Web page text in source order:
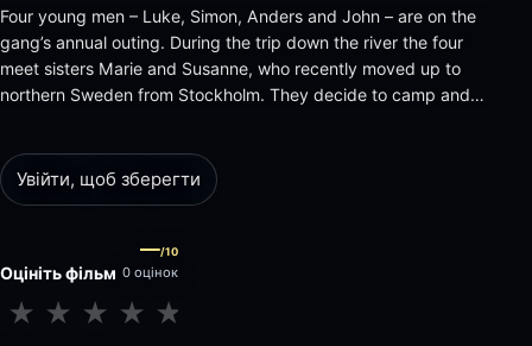
Four young men – Luke, Simon, Anders and John – are on the
gang’s annual outing. During the trip down the river the four
meet sisters Marie and Susanne, who recently moved up to
northern Sweden from Stockholm. They decide to camp and
youngest g…
Увійти, щоб зберегти
Оцініть фільм
—/10
0 оцінок
★ ★ ★ ★ ★